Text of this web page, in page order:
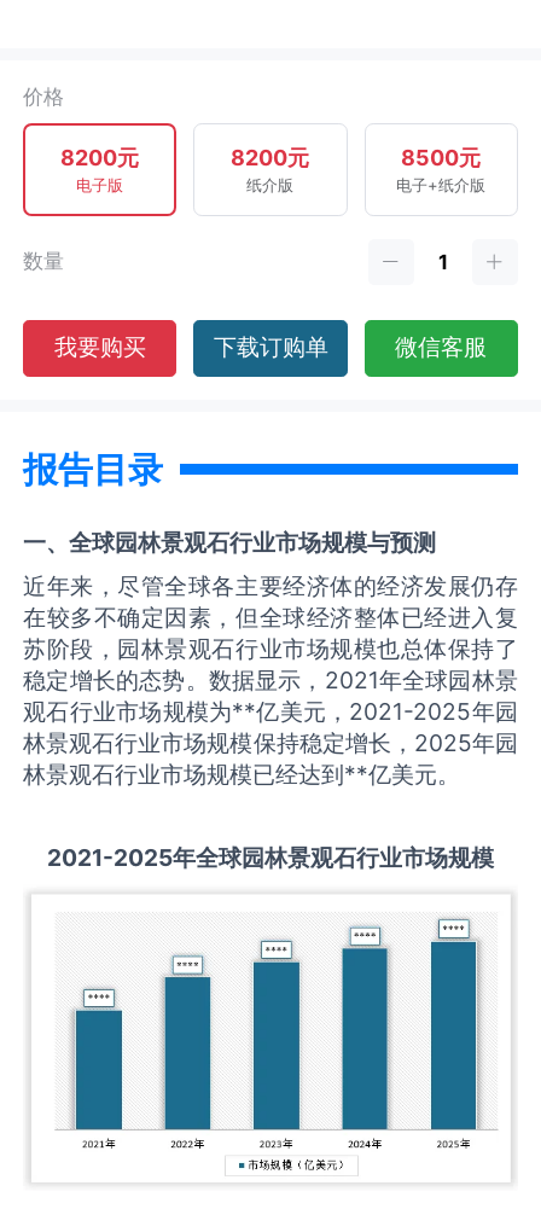
价格
8200元
电子版
8200元
纸介版
8500元
电子+纸介版
数量
我要购买 下载订购单 微信客服
报告目录
一、全球园林景观石行业市场规模与预测
近年来，尽管全球各主要经济体的经济发展仍存
在较多不确定因素，但全球经济整体已经进入复
苏阶段，园林景观石行业市场规模也总体保持了
稳定增长的态势。数据显示，2021年全球园林景
观石行业市场规模为**亿美元，2021-2025年园
林景观石行业市场规模保持稳定增长，2025年园
林景观石行业市场规模已经达到**亿美元。
2021-2025年全球园林景观石行业市场规模